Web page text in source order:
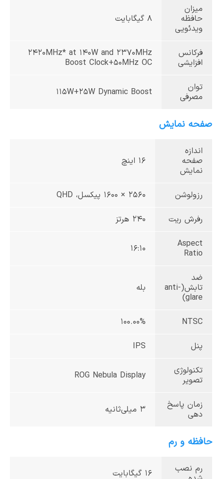
میزان
حافظه
ویدئویی
8 گیگابایت
فرکانس
افزایشی
2420MHz* at 140W and 2370MHz
Boost Clock+50MHz OC
توان
مصرفی
115W+25W Dynamic Boost
صفحه نمایش
اندازه
صفحه
نمایش
16 اینچ
رزولوشن 2560 × 1600 پیکسل، QHD
رفرش ریت 240 هرتز
Aspect
Ratio
16:10
ضد
تابش(anti-
glare)
بله
NTSC
100.00%
پنل IPS
تکنولوژی
تصویر
ROG Nebula Display
زمان پاسخ
دهی
3 میلی‌ثانیه
حافظه و رم
رم نصب
16 گیگابایت